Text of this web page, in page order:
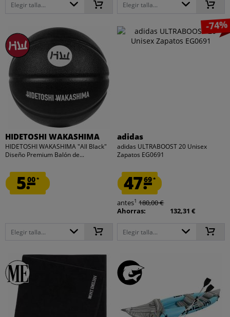
Elegir talla... Elegir talla...
HIDETOSHI WAKASHIMA
HIDETOSHI WAKASHIMA "All Black"
Diseño Premium Balón de...
5.00*
Elegir talla...
-74%
adidas
adidas ULTRABOOST 20 Unisex
Zapatos EG0691
47.69*
antes1 180,00 €
Ahorras:
132,31 €
Elegir talla...